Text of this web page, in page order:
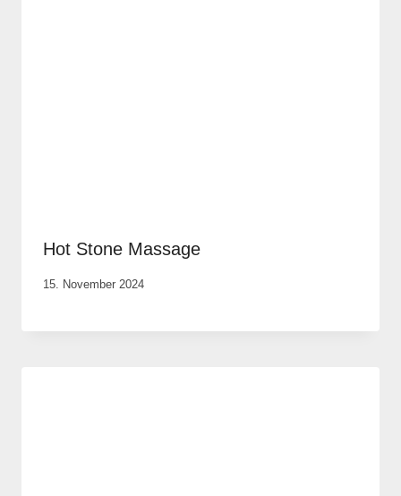
Hot Stone Massage
Von
Krause
15. November 2024